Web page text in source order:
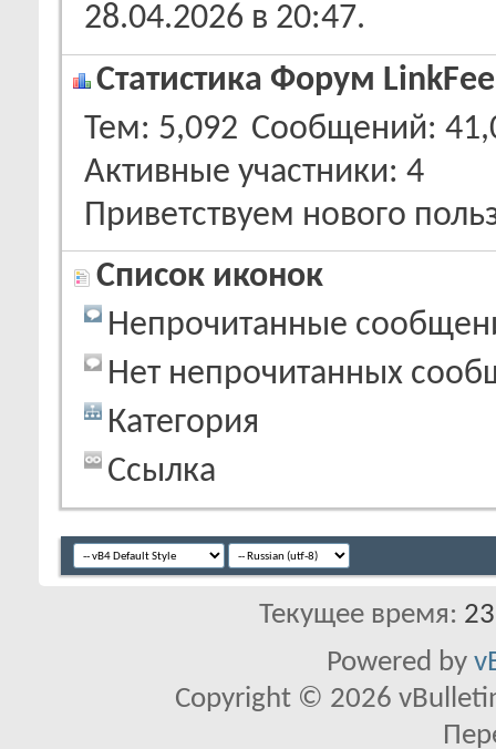
28.04.2026 в 20:47.
Статистика Форум
Тем 5,092 Сообщений
Активные участники 4
Приветствуем нового
Список иконок
Непрочитанные
Нет непрочитанных
Категория
Ссылка
Текущее время:
Powered by
Copyright © 2026